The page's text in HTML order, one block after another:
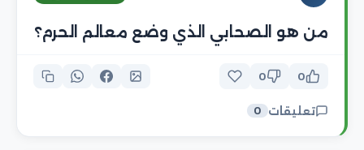
من هو الصحابي الذي وضع معالم الحرم؟
0
0
تعليقات 0